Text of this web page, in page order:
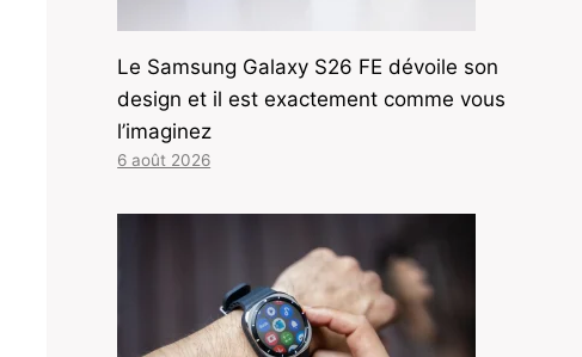
Le Samsung Galaxy S26 FE dévoile son
design et il est exactement comme vous
l’imaginez
6 août 2026